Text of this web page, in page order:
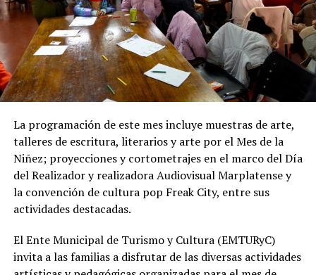
La programación de este mes incluye muestras de arte,
talleres de escritura, literarios y arte por el Mes de la
Niñez; proyecciones y cortometrajes en el marco del Día
del Realizador y realizadora Audiovisual Marplatense y
la convención de cultura pop Freak City, entre sus
actividades destacadas.
El Ente Municipal de Turismo y Cultura (EMTURyC)
invita a las familias a disfrutar de las diversas actividades